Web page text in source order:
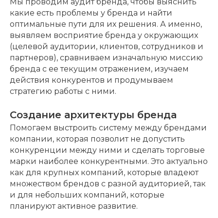
Анализ бренда
Мы проводим аудит бренда, чтобы выяснить
какие есть проблемы у бренда и найти
оптимальные пути для их решения. А именно,
выявляем восприятие бренда у окружающих
(целевой аудитории, клиентов, сотрудников и
партнеров), сравниваем изначальную миссию
бренда с ее текущим отражением, изучаем
действия конкурентов и продумываем
стратегию работы с ними.
Создание архитектуры бренда
Помогаем выстроить систему между брендами
компании, которая позволит не допустить
конкуренции между ними и сделать торговые
марки наиболее конкурентными. Это актуально
как для крупных компаний, которые владеют
множеством брендов с разной аудиторией, так